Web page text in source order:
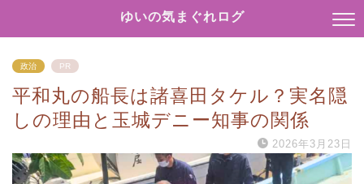
ゆいの気まぐれログ
政治 PR
平和丸の船長は諸喜田タケル？実名隠
しの理由と玉城デニー知事の関係
2026年3月23日